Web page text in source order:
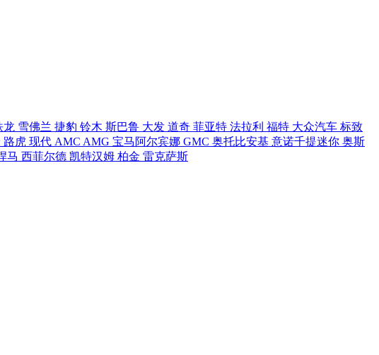
龙 雪佛兰 捷豹 铃木 斯巴鲁 大发 道奇 菲亚特 法拉利 福特 大众汽车 标致
路虎 现代 AMC AMG 宝马阿尔宾娜 GMC 奥托比安基 意诺千提迷你 奥斯
马 西菲尔德 凯特汉姆 柏金 雷克萨斯